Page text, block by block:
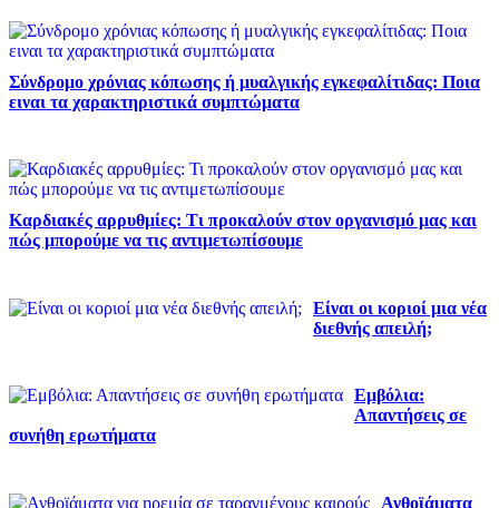
Σύνδρομο χρόνιας κόπωσης ή μυαλγικής εγκεφαλίτιδας: Ποια
ειναι τα χαρακτηριστικά συμπτώματα
Καρδιακές αρρυθμίες: Τι προκαλούν στον οργανισμό μας και
πώς μπορούμε να τις αντιμετωπίσουμε
Είναι οι κοριοί μια νέα
διεθνής απειλή;
Εμβόλια:
Απαντήσεις σε
συνήθη ερωτήματα
Ανθοϊάματα